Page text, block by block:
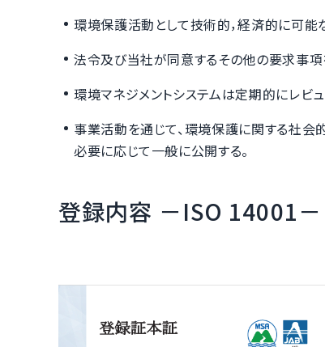
環境保護活動として技術的，経済的に可能
法令及び当社が同意するその他の要求事項
環境マネジメントシステムは定期的にレビ
事業活動を通じて、環境保護に関する社会
必要に応じて一般に公開する。
登録内容 －ISO 14001－